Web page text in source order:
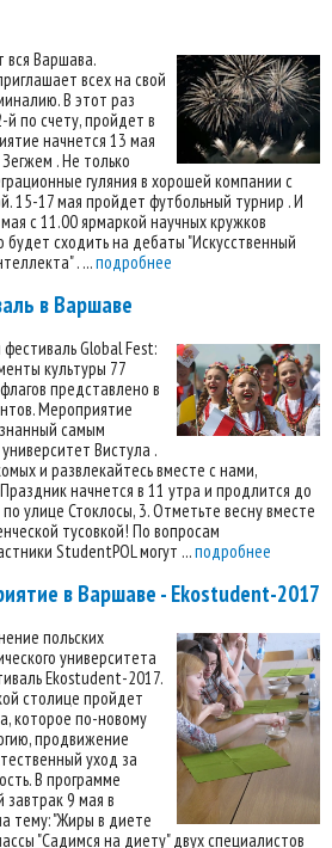
вся Варшава.
всех на свой
В этот раз
й по счету, пройдет в
начнется 13 мая
. Не только
гуляния в хорошей компании с
15-17 мая пройдет футбольный турнир . И
с 11.00 ярмаркой научных кружков
сходить на дебаты "Искусственный
. ...подробнее
в Варшаве
Global Fest:
культуры 77
представлено в
Мероприятие
самым
Вистула .
и развлекайтесь вместе с нами,
начнется в 11 утра и продлится до
улице Стоклосы, 3. Отметьте весну вместе
тусовкой! По вопросам
StudentPOL могут ...подробнее
в Варшаве - Ekostudent-2017
польских
университета
Ekostudent-2017.
столице пройдет
которое по-новому
продвижение
уход за
В программе
завтрак 9 мая в
тему: "Жиры в диете
"Садимся на диету" двух специалистов